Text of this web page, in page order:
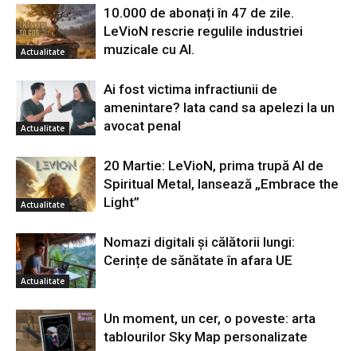
Actualitate
10.000 de abonați în 47 de zile.
LeVioN rescrie regulile industriei
muzicale cu AI.
Actualitate
Ai fost victima infractiunii de
amenintare? Iata cand sa apelezi la un
avocat penal
Actualitate
20 Martie: LeVioN, prima trupă AI de
Spiritual Metal, lansează „Embrace the
Light”
Actualitate
Nomazi digitali și călătorii lungi:
Cerințe de sănătate în afara UE
Un moment, un cer, o poveste: arta
tablourilor Sky Map personalizate